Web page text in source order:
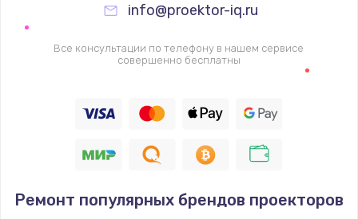
info@proektor-iq.ru
Все консультации по телефону в нашем сервисе
совершенно бесплатны
Ремонт популярных брендов проекторов